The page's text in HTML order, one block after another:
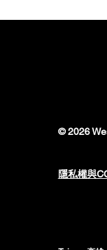
© 2026
隱私權與